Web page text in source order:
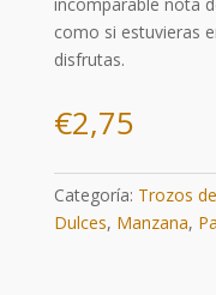
como si estuvieras
disfrutas.
€2,75
Categoría: Trozos
Dulces, Manzana,